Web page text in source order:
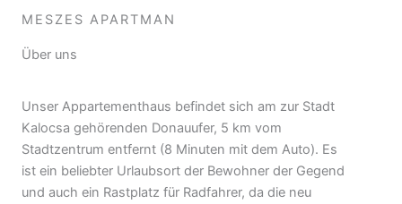
MESZES APARTMAN
Über uns
Unser Appartementhaus befindet sich am zur Stadt
Kalocsa gehörenden Donauufer, 5 km vom
Stadtzentrum entfernt (8 Minuten mit dem Auto). Es
ist ein beliebter Urlaubsort der Bewohner der Gegend
und auch ein Rastplatz für Radfahrer, da die neu